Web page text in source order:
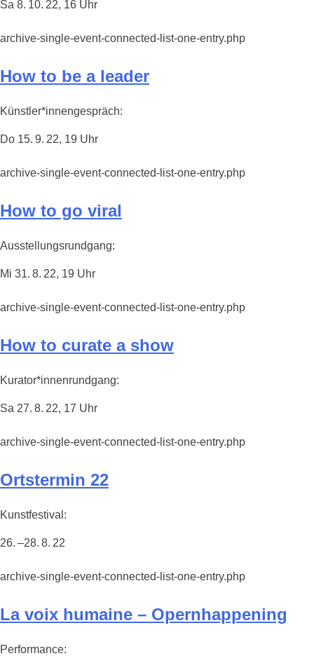
Sa 8. 10. 22, 16 Uhr
archive-single-event-connected-list-one-entry.php
How to be a leader
Künstler*innengespräch:
Do 15. 9. 22, 19 Uhr
archive-single-event-connected-list-one-entry.php
How to go viral
Ausstellungsrundgang:
Mi 31. 8. 22, 19 Uhr
archive-single-event-connected-list-one-entry.php
How to curate a show
Kurator*innenrundgang:
Sa 27. 8. 22, 17 Uhr
archive-single-event-connected-list-one-entry.php
Ortstermin 22
Kunstfestival:
26. –28. 8. 22
archive-single-event-connected-list-one-entry.php
La voix humaine – Opernhappening
Performance: